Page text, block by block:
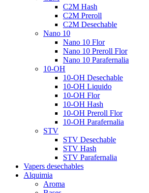
C2M Hash
C2M Preroll
C2M Desechable
Nano 10
Nano 10 Flor
Nano 10 Preroll Flor
Nano 10 Parafernalia
10-OH
10-OH Desechable
10-OH Liquido
10-OH Flor
10-OH Hash
10-OH Preroll Flor
10-OH Parafernalia
STV
STV Desechable
STV Hash
STV Parafernalia
Vapers desechables
Alquimia
Aroma